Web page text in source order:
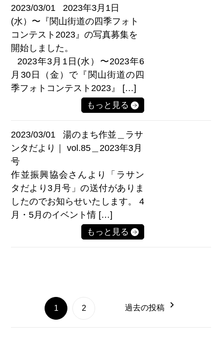
2023/03/01
2023年3月1日
(水）〜『関山街道の四季フォト
コンテスト2023』の写真募集を
開始しました。
2023年3月1日(水）〜2023年6
月30日（金）で『関山街道の四
季フォトコンテスト2023』 […]
もっと見る
2023/03/01
湯のまち作並＿ラサ
ンタだより｜ vol.85＿2023年3月
号
作並振興協会さんより「ラサン
タだより3月号」の送付がありま
したのでお知らせいたします。 4
月・5月のイベント情 […]
もっと見る
1 2 過去の投稿